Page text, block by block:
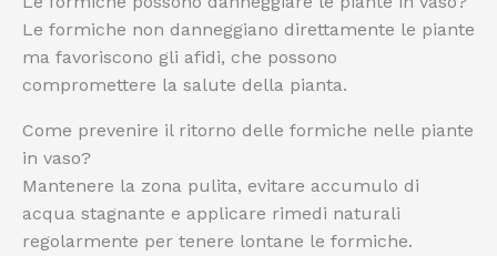
Le formiche non danneggiano direttamente le piante
ma favoriscono gli afidi, che possono
compromettere la salute della pianta.
Come prevenire il ritorno delle formiche nelle piante
in vaso?
Mantenere la zona pulita, evitare accumulo di
acqua stagnante e applicare rimedi naturali
regolarmente per tenere lontane le formiche.